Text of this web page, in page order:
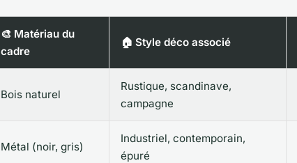
🎨 Matériau du
cadre
🏠 Style déco associé
Bois naturel
Rustique, scandinave,
campagne
Métal (noir, gris)
Industriel, contemporain,
épuré